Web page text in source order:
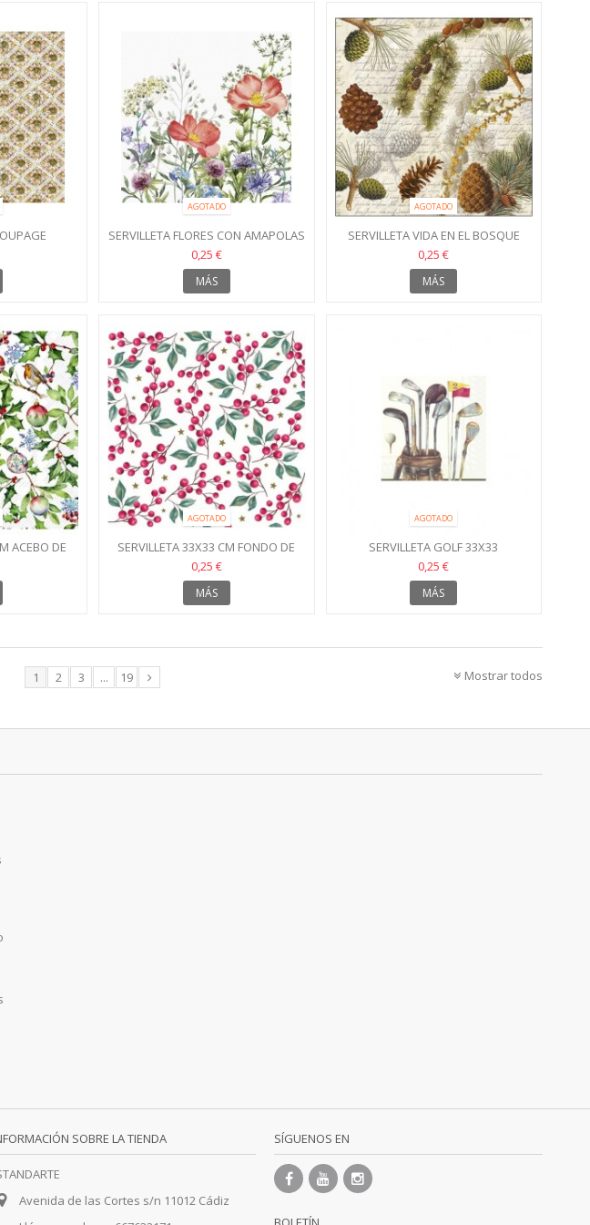
AGOTADO
SERVILLETA FLORES CON AMAPOLAS
0,25 €
MÁS
AGOTADO
SERVILLETA VIDA EN EL BOSQUE
33X33
0,25 €
MÁS
ACEBO DE
AGOTADO
SERVILLETA 33X33 CM FONDO DE
BAYAS DE ACEBO
0,25 €
MÁS
AGOTADO
SERVILLETA GOLF 33X33
0,25 €
MÁS
Mostrar todos
1 2 3 ... 19
SOBRE LA TIENDA
Avenida de las Cortes s/n 11012 Cádiz
SÍGUENOS EN